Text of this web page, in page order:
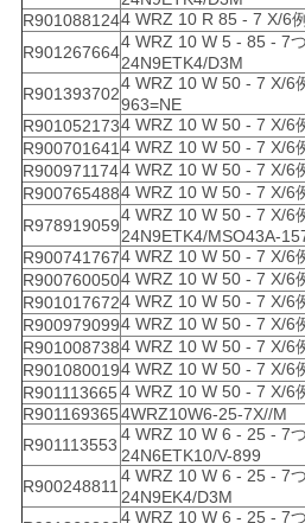
R9010881244 WRZ 10 R 85 - 7 X/6
R901267664
4 WRZ 10 W 5 - 85 - 7
24N9ETK4/D3M
R901393702
4 WRZ 10 W 50 - 7 X/6
963=NE
R9010521734 WRZ 10 W 50 - 7 X/6
R900701641 4 WRZ 10 W 50 - 7 X/6
R9009711744 WRZ 10 W 50 - 7 X/6
R9007654884 WRZ 10 W 50 - 7 X/6
R978919059
4 WRZ 10 W 50 - 7 X/6
24N9ETK4/MSO43A-
R9007417674 WRZ 10 W 50 - 7 X/6
R9007600504 WRZ 10 W 50 - 7 X/6
R9010176724 WRZ 10 W 50 - 7 X/6
R9009790994 WRZ 10 W 50 - 7 X/6
R9010087384 WRZ 10 W 50 - 7 X/6
R9010800194 WRZ 10 W 50 - 7 X/6
R901113665 4 WRZ 10 W 50 - 7 X/6
R9011693654WRZ10W6-25-7X//M
R901113553
4 WRZ 10 W 6 - 25 - 7
24N6ETK10/V-899
R900248811
4 WRZ 10 W 6 - 25 - 7
24N9EK4/D3M
4 WRZ 10 W 6 - 25 - 7